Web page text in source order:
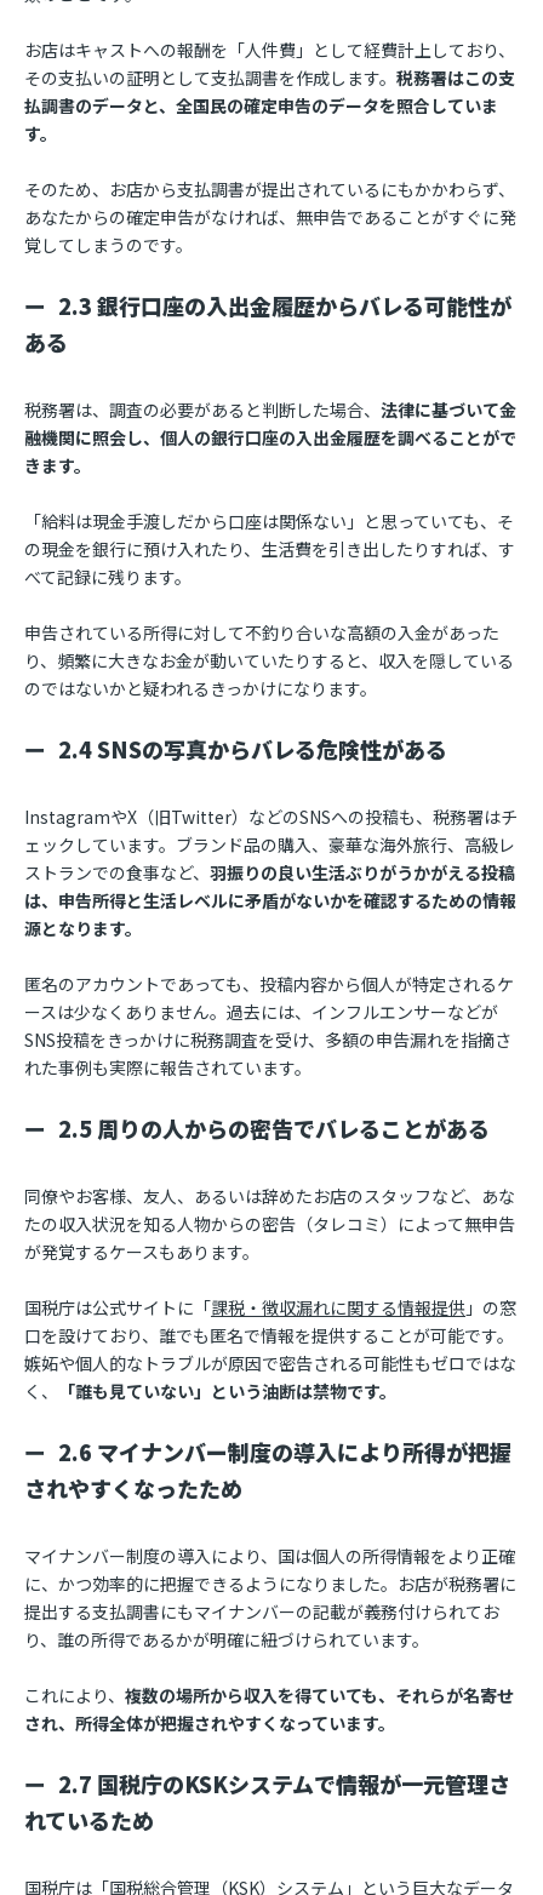
お店はキャストへの報酬を「人件費」として経費計上しており、
その支払いの証明として支払調書を作成します。 税務署はこの支
払調書のデータと、全国民の確定申告のデータを照合していま
す。
そのため、お店から支払調書が提出されているにもかかわらず、
あなたからの確定申告がなければ、無申告であることがすぐに発
覚してしまうのです。
2.3 銀行口座の入出金履歴からバレる可能性が
ある
税務署は、調査の必要があると判断した場合、 法律に基づいて金
融機関に照会し、個人の銀行口座の入出金履歴を調べることがで
きます。
「給料は現金手渡しだから口座は関係ない」と思っていても、そ
の現金を銀行に預け入れたり、生活費を引き出したりすれば、す
べて記録に残ります。
申告されている所得に対して不釣り合いな高額の入金があった
り、頻繁に大きなお金が動いていたりすると、収入を隠している
のではないかと疑われるきっかけになります。
2.4 SNSの写真からバレる危険性がある
InstagramやX（旧Twitter）などのSNSへの投稿も、税務署はチ
ェックしています。ブランド品の購入、豪華な海外旅行、高級レ
ストランでの食事など、 羽振りの良い生活ぶりがうかがえる投稿
は、申告所得と生活レベルに矛盾がないかを確認するための情報
源となります。
匿名のアカウントであっても、投稿内容から個人が特定されるケ
ースは少なくありません。過去には、インフルエンサーなどが
SNS投稿をきっかけに税務調査を受け、多額の申告漏れを指摘さ
れた事例も実際に報告されています。
2.5 周りの人からの密告でバレることがある
同僚やお客様、友人、あるいは辞めたお店のスタッフなど、あな
たの収入状況を知る人物からの密告（タレコミ）によって無申告
が発覚するケースもあります。
国税庁は公式サイトに「課税・徴収漏れに関する情報提供 」の窓
口を設けており、誰でも匿名で情報を提供することが可能です。
嫉妬や個人的なトラブルが原因で密告される可能性もゼロではな
く、
「誰も見ていない」という油断は禁物です。
2.6 マイナンバー制度の導入により所得が把握
されやすくなったため
マイナンバー制度の導入により、国は個人の所得情報をより正確
に、かつ効率的に把握できるようになりました。お店が税務署に
提出する支払調書にもマイナンバーの記載が義務付けられてお
り、誰の所得であるかが明確に紐づけられています。
これにより、 複数の場所から収入を得ていても、それらが名寄せ
され、所得全体が把握されやすくなっています。
2.7 国税庁のKSKシステムで情報が一元管理さ
れているため
国税庁は「国税総合管理（KSK）システム」という巨大なデータ